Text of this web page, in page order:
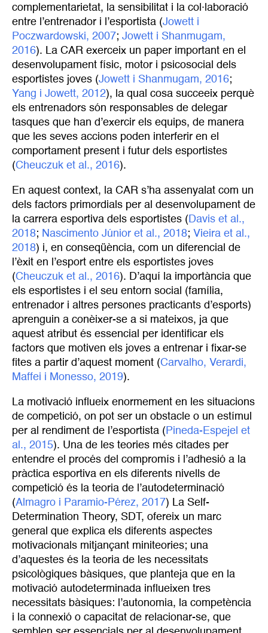
complementarietat, la sensibilitat i la col·laboració
entre l’entrenador i l’esportista (Jowett i
Poczwardowski, 2007; Jowett i Shanmugam,
2016). La CAR exerceix un paper important en el
desenvolupament físic, motor i psicosocial dels
esportistes joves (Jowett i Shanmugam, 2016;
Yang i Jowett, 2012), la qual cosa succeeix perquè
els entrenadors són responsables de delegar
tasques que han d’exercir els equips, de manera
que les seves accions poden interferir en el
comportament present i futur dels esportistes
(Cheuczuk et al., 2016).
En aquest context, la CAR s’ha assenyalat com un
dels factors primordials per al desenvolupament de
la carrera esportiva dels esportistes ( Davis et al.,
2018; Nascimento Júnior et al., 2018; Vieira et al.,
2018) i, en conseqüència, com un diferencial de
l’èxit en l’esport entre els esportistes joves
(Cheuczuk et al., 2016). D’aquí la importància que
els esportistes i el seu entorn social (família,
entrenador i altres persones practicants d’esports)
aprenguin a conèixer-se a si mateixos, ja que
aquest atribut és essencial per identificar els
factors que motiven els joves a entrenar i fixar-se
fites a partir d’aquest moment (Carvalho, Verardi,
Maffei i Monesso, 2019).
La motivació influeix enormement en les situacions
de competició, on pot ser un obstacle o un estímul
per al rendiment de l’esportista ( Pineda-Espejel et
al., 2015). Una de les teories més citades per
entendre el procés del compromís i l’adhesió a la
pràctica esportiva en els diferents nivells de
competició és la teoria de l’autodeterminació
(Almagro i Paramio-Pérez, 2017) La Self-
Determination Theory, SDT, ofereix un marc
general que explica els diferents aspectes
motivacionals mitjançant miniteories; una
d’aquestes és la teoria de les necessitats
psicològiques bàsiques, que planteja que en la
motivació autodeterminada influeixen tres
necessitats bàsiques: l’autonomia, la competència
i la connexió o capacitat de relacionar-se, que